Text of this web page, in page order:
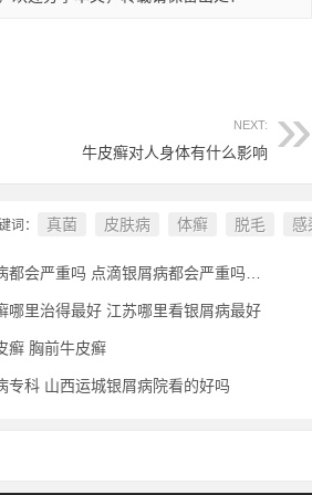
NEXT:
牛皮癣对人身体有什么影响
词： 真菌 皮肤病 体癣 脱毛 感
会严重吗 点滴银屑病都会严重吗女性
哪里治得最好 江苏哪里看银屑病最好
癣 胸前牛皮癣
专科 山西运城银屑病院看的好吗